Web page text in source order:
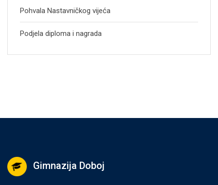
Pohvala Nastavničkog vijeća
Podjela diploma i nagrada
Gimnazija Doboj